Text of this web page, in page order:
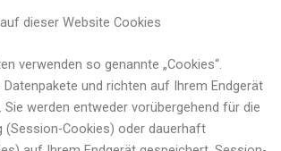
dieser Website Cookies
verwenden so genannte „Cookies“.
Datenpakete und richten auf Ihrem Endgerät
Sie werden entweder vorübergehend für die
(Session-Cookies) oder dauerhaft